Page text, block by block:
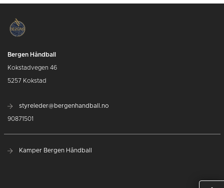
Bergen Håndball
Kokstadvegen 46
5257 Kokstad
styreleder@bergenhandball.no
90871501
Kamper Bergen Håndball